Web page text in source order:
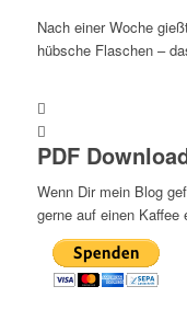
Nach einer Woche
hübsche Flaschen –
PDF
Wenn Dir mein Blog
gerne auf einen